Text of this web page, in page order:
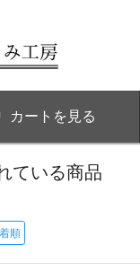
カートを見る
ている商品
順